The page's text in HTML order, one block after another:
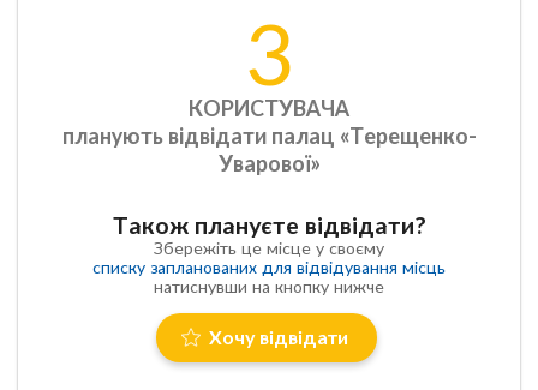
3
КОРИСТУВАЧА
планують відвідати палац «Терещенко-
Уварової»
Також плануєте відвідати?
Збережіть це місце у своєму
списку запланованих для відвідування місць
натиснувши на кнопку нижче
Хочу відвідати